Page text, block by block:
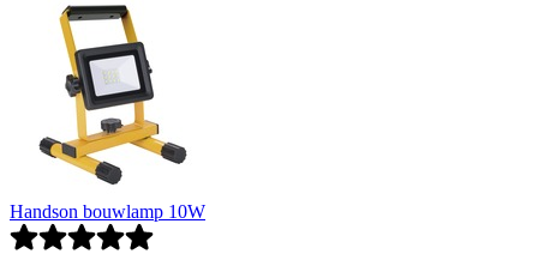
Handson bouwlamp 10W